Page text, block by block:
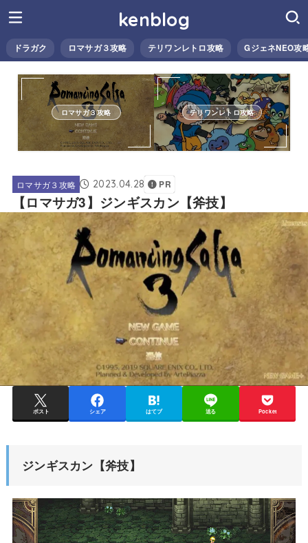
kenblog
ドラガク ロマサガ３攻略 テリワンレトロ攻略 GジェネNEO攻
ロマサガ３攻略 テリワンレトロ攻略
ロマサガ３攻略 2023.04.28 PR
【ロマサガ3】ジンギスカン【斧技】
ポスト シェア はてブ 送る Pocket
ジンギスカン【斧技】